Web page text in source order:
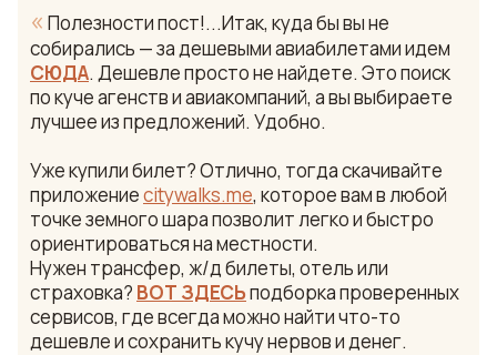
« Полезности пост!...Итак, куда бы вы не
собирались — за дешевыми авиабилетами идем
СЮДА. Дешевле просто не найдете. Это поиск
по куче агенств и авиакомпаний, а вы выбираете
лучшее из предложений. Удобно.
Уже купили билет? Отлично, тогда скачивайте
приложениеcitywalks.me, которое вам в любой
точке земного шара позволит легко и быстро
ориентироваться на местности.
Нужен трансфер, ж/д билеты, отель или
страховка? ВОТ ЗДЕСЬподборка проверенных
сервисов, где всегда можно найти что-то
дешевле и сохранить кучу нервов и денег.